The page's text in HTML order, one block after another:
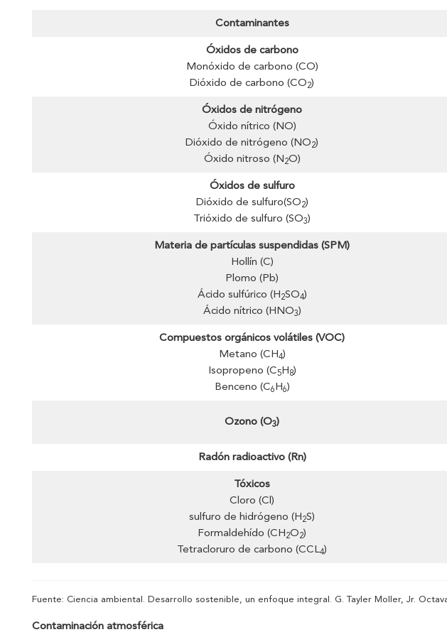
Contaminantes
Óxidos de carbono
Monóxido de carbono (CO)
Dióxido de carbono (CO2)
Óxidos de nitrógeno
Óxido nítrico (NO)
Dióxido de nitrógeno (NO2)
Óxido nitroso (N2O)
Óxidos de sulfuro
Dióxido de sulfuro(SO2)
Trióxido de sulfuro (SO3)
Materia de partículas suspendidas (SPM)
Hollín (C)
Plomo (Pb)
Ácido sulfúrico (H2SO4)
Ácido nítrico (HNO3)
Compuestos orgánicos volátiles (VOC)
Metano (CH4)
Isopropeno (C5H8)
Benceno (C6H6)
Ozono (O3)
Radón radioactivo (Rn)
Tóxicos
Cloro (Cl)
sulfuro de hidrógeno (H2S)
Formaldehído (CH2O2)
Tetracloruro de carbono (CCL4)
Fuente: Ciencia ambiental. Desarrollo sostenible, un enfoque integral. G. Tayler Moller, Jr.
Contaminación atmosférica